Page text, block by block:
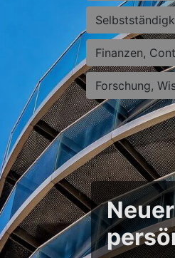
Finanzen,
Forschung,